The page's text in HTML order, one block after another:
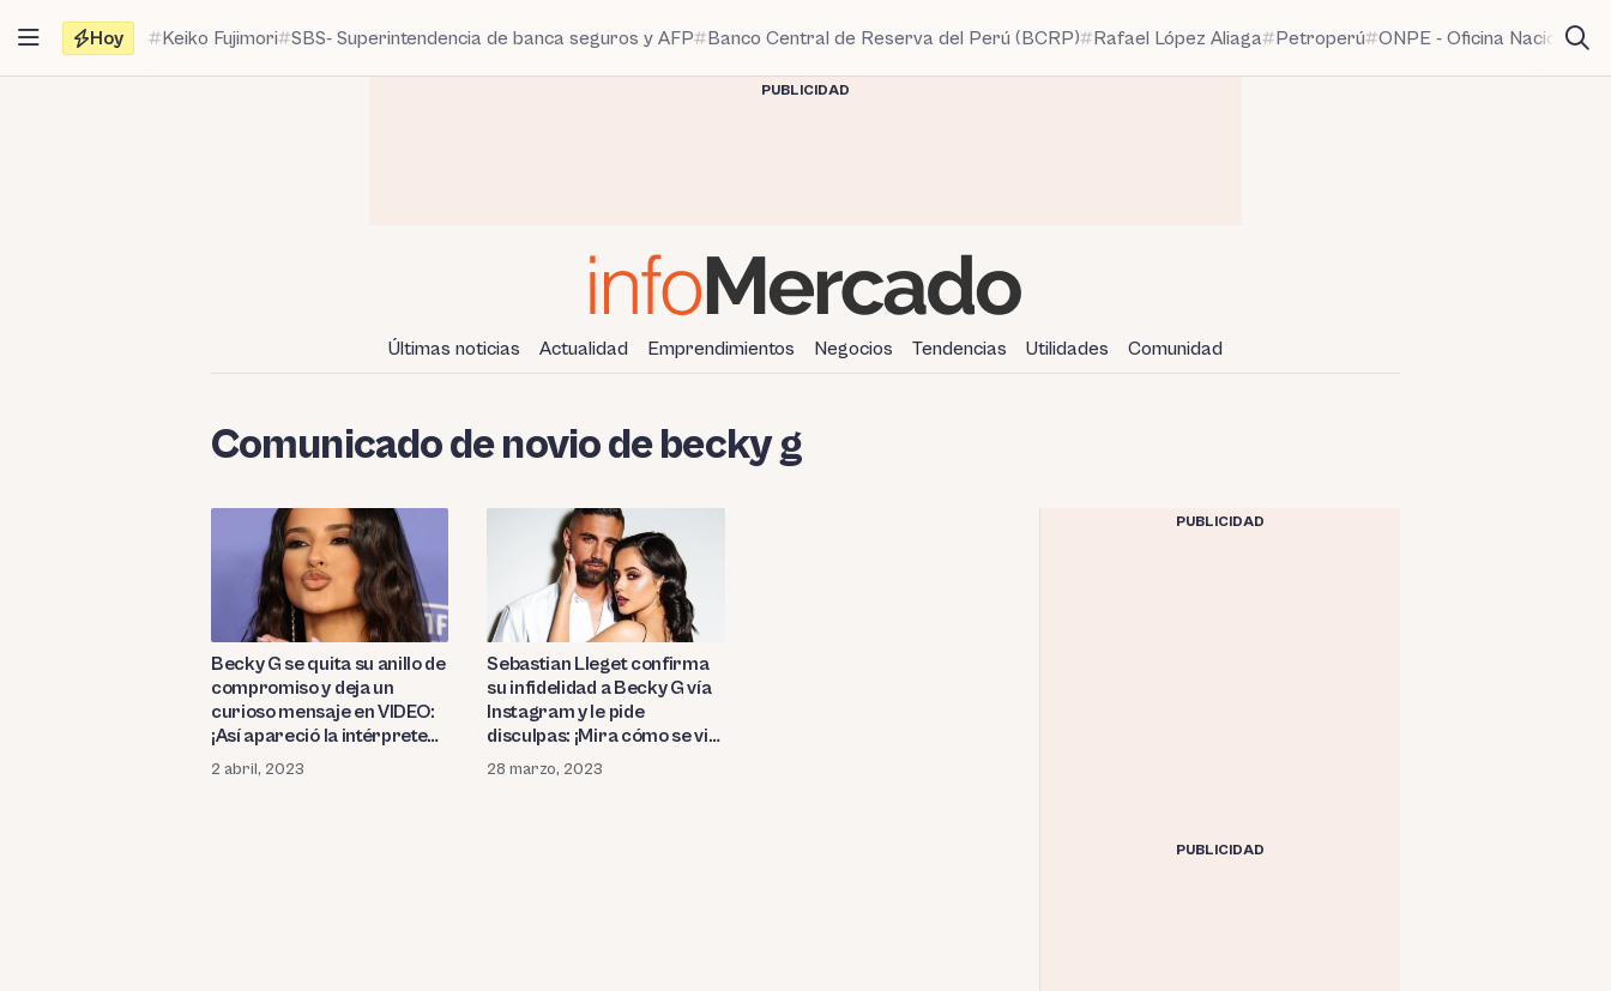
contenido
Hoy Keiko Fujimori SBS- Superintendencia de banca seguros y AFP Banco Central de Reserva del Perú (BCRP) Rafael López Aliaga Petroperú ONPE - Oficina Nacional
PUBLICIDAD
Últimas noticias Actualidad Emprendimientos Negocios Tendencias Utilidades Comunidad
Comunicado de novio de becky g
Becky G se quita su anillo de
compromiso y deja un
curioso mensaje en VIDEO:
¡Así apareció la intérprete
tras confirmarse que
Sebastian Lleget «la
2 abril, 2023
Sebastian Lleget confirma
su infidelidad a Becky G vía
Instagram y le pide
disculpas: ¡Mira cómo se vio
la pareja en público unos
días antes del escándalo!
28 marzo, 2023
PUBLICIDAD
PUBLICIDAD